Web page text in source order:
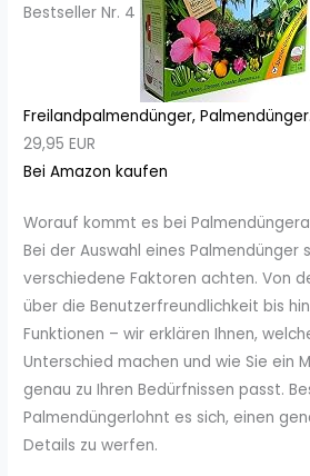
Bestseller Nr. 4
Freilandpalmendünger,
29,95 EUR
Bei Amazon kaufen
Worauf kommt es bei
Bei der Auswahl eines Palmendünger
verschiedene Faktoren achten. Von
über die Benutzerfreundlichkeit bis
Funktionen – wir erklären Ihnen,
Unterschied machen und wie Sie ein
genau zu Ihren Bedürfnissen passt.
Palmendüngerlohnt es sich, einen
Details zu werfen.